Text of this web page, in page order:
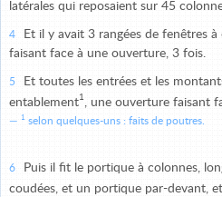
latérales qui reposaient sur 45
4
Et il y avait 3 rangées de fenêtres
faisant face à une ouverture, 3 fois.
5
Et toutes les entrées et les
entablement1 , une ouverture faisant
1 selon quelques-uns : faits de poutres.
6
Puis il fit le portique à colonnes,
coudées, et un portique par-devant,